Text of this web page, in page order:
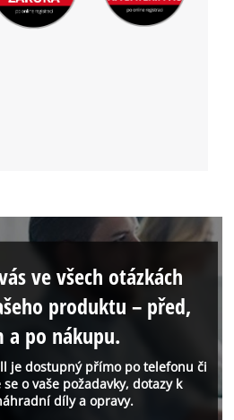
je dostupný přímo po telefonu či
o vaše požadavky, dotazy k
díly a opravy.
ve všech otázkách
produktu – před,
a po nákupu.